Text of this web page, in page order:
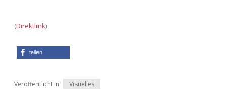
(Direktlink)
teilen
Veröffentlicht in Visuelles